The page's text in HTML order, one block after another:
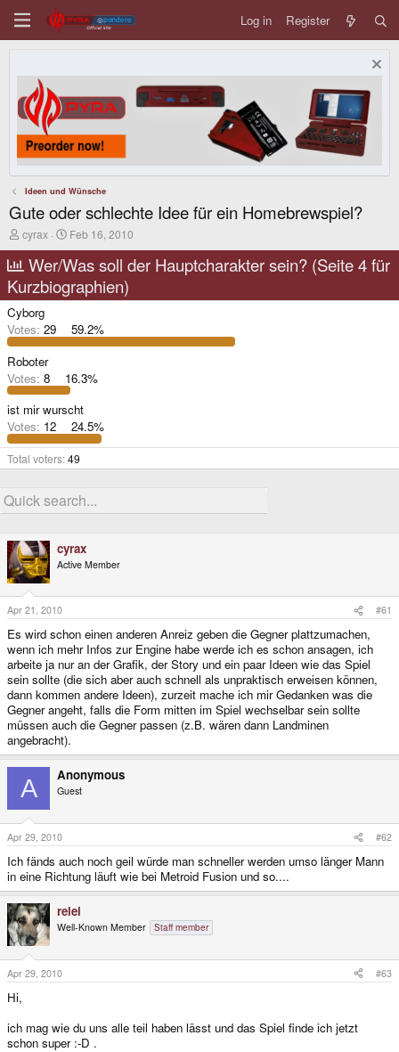
Log in Register
Ideen und Wünsche
Gute oder schlechte Idee für ein Homebrewspiel?
T
e
a
d
s
t
a
t
e
r
cyrax
S
a
r
t
d
e
Feb 16, 2010
Wer/Was soll der Hauptcharakter sein? (Seite 4 für
Kurzbiographien)
Cyborg
Votes: 29
59.2%
Roboter
Votes: 8
16.3%
ist mir wurscht
Votes: 12 24.5%
Total voters 49
cyrax
Active Member
Apr 21, 2010 #61
Es wird schon einen anderen Anreiz geben die Gegner plattzumachen,
wenn ich mehr Infos zur Engine habe werde ich es schon ansagen, ich
arbeite ja nur an der Grafik, der Story und ein paar Ideen wie das Spiel
sein sollte (die sich aber auch schnell als unpraktisch erweisen können,
dann kommen andere Ideen), zurzeit mache ich mir Gedanken was die
Gegner angeht, falls die Form mitten im Spiel wechselbar sein sollte
müssen auch die Gegner passen (z.B. wären dann Landminen
angebracht).
A Anonymous
Guest
Apr 29, 2010 #62
Ich fänds auch noch geil würde man schneller werden umso länger Mann
in eine Richtung läuft wie bei Metroid Fusion und so....
relei
Well-Known Member Staff member
Apr 29, 2010 #63
Hi,
ich mag wie du uns alle teil haben lässt und das Spiel finde ich jetzt
schon super :-D .